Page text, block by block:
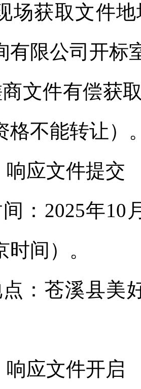
场获取文件
有限公司开标
文件有偿获
格不能转让）
响应文件提交
：2025年10
时间）。
点：苍溪县美
响应文件开启